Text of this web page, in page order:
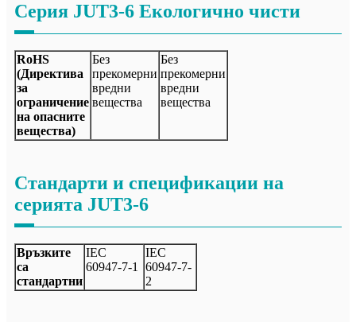
Серия JUT3-6 Екологично чисти
RoHS
(Директива
за
ограничение
на опасните
вещества)
Без
прекомерни
вредни
вещества
Без
прекомерни
вредни
вещества
Стандарти и спецификации на
серията JUT3-6
Връзките
са
стандартни
IEC
60947-7-1
IEC
60947-7-
2